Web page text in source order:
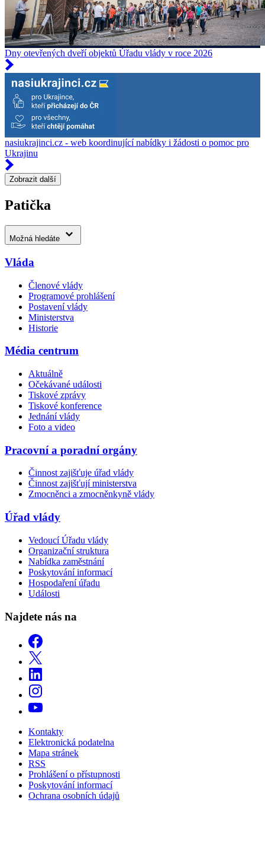
Dny otevřených dveří objektů Úřadu vlády v roce 2026
nasiukrajinci.cz - web koordinující nabídky i žádosti o pomoc pro
Ukrajinu
Zobrazit další
Patička
Možná hledáte
Vláda
Členové vlády
Programové prohlášení
Postavení vlády
Ministerstva
Historie
Média centrum
Aktuálně
Očekávané události
Tiskové zprávy
Tiskové konference
Jednání vlády
Foto a video
Pracovní a poradní orgány
Činnost zajišťuje úřad vlády
Činnost zajišťují ministerstva
Zmocněnci a zmocněnkyně vlády
Úřad vlády
Vedoucí Úřadu vlády
Organizační struktura
Nabídka zaměstnání
Poskytování informací
Hospodaření úřadu
Události
Najdete nás na
Kontakty
Elektronická podatelna
Mapa stránek
RSS
Prohlášení o přístupnosti
Poskytování informací
Ochrana osobních údajů